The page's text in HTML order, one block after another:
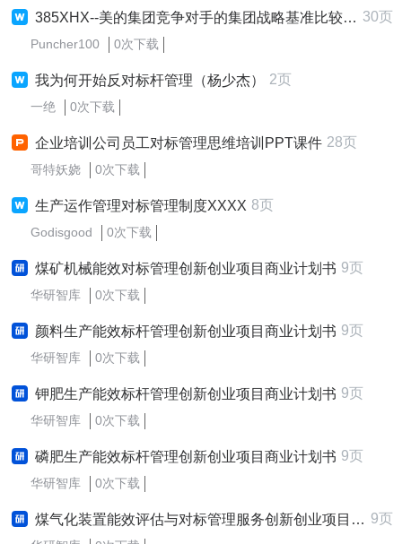
385XHX--美的集团竞争对手的集团战略基准比较和竞争咨询项目建议 30页
Puncher100 0次下载
我为何开始反对标杆管理（杨少杰） 2页
一绝 0次下载
企业培训公司员工对标管理思维培训PPT课件 28页
哥特妖娆 0次下载
生产运作管理对标管理制度XXXX 8页
Godisgood 0次下载
煤矿机械能效对标管理创新创业项目商业计划书 9页
华研智库 0次下载
颜料生产能效标杆管理创新创业项目商业计划书 9页
华研智库 0次下载
钾肥生产能效标杆管理创新创业项目商业计划书 9页
华研智库 0次下载
磷肥生产能效标杆管理创新创业项目商业计划书 9页
华研智库 0次下载
煤气化装置能效评估与对标管理服务创新创业项目商业计划书 9页